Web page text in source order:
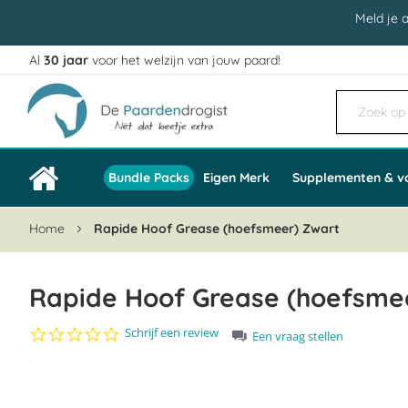
Meld je
Ga
naar
de
inhoud
Al 30 jaar voor het welzijn van jouw paard!
Bundle Packs Eigen Merk Supplementen &
Home Rapide Hoof Grease (hoefsmeer) Zwart
Rapide Hoof Grease
0.0
Schrijf een review
Een vraag stellen